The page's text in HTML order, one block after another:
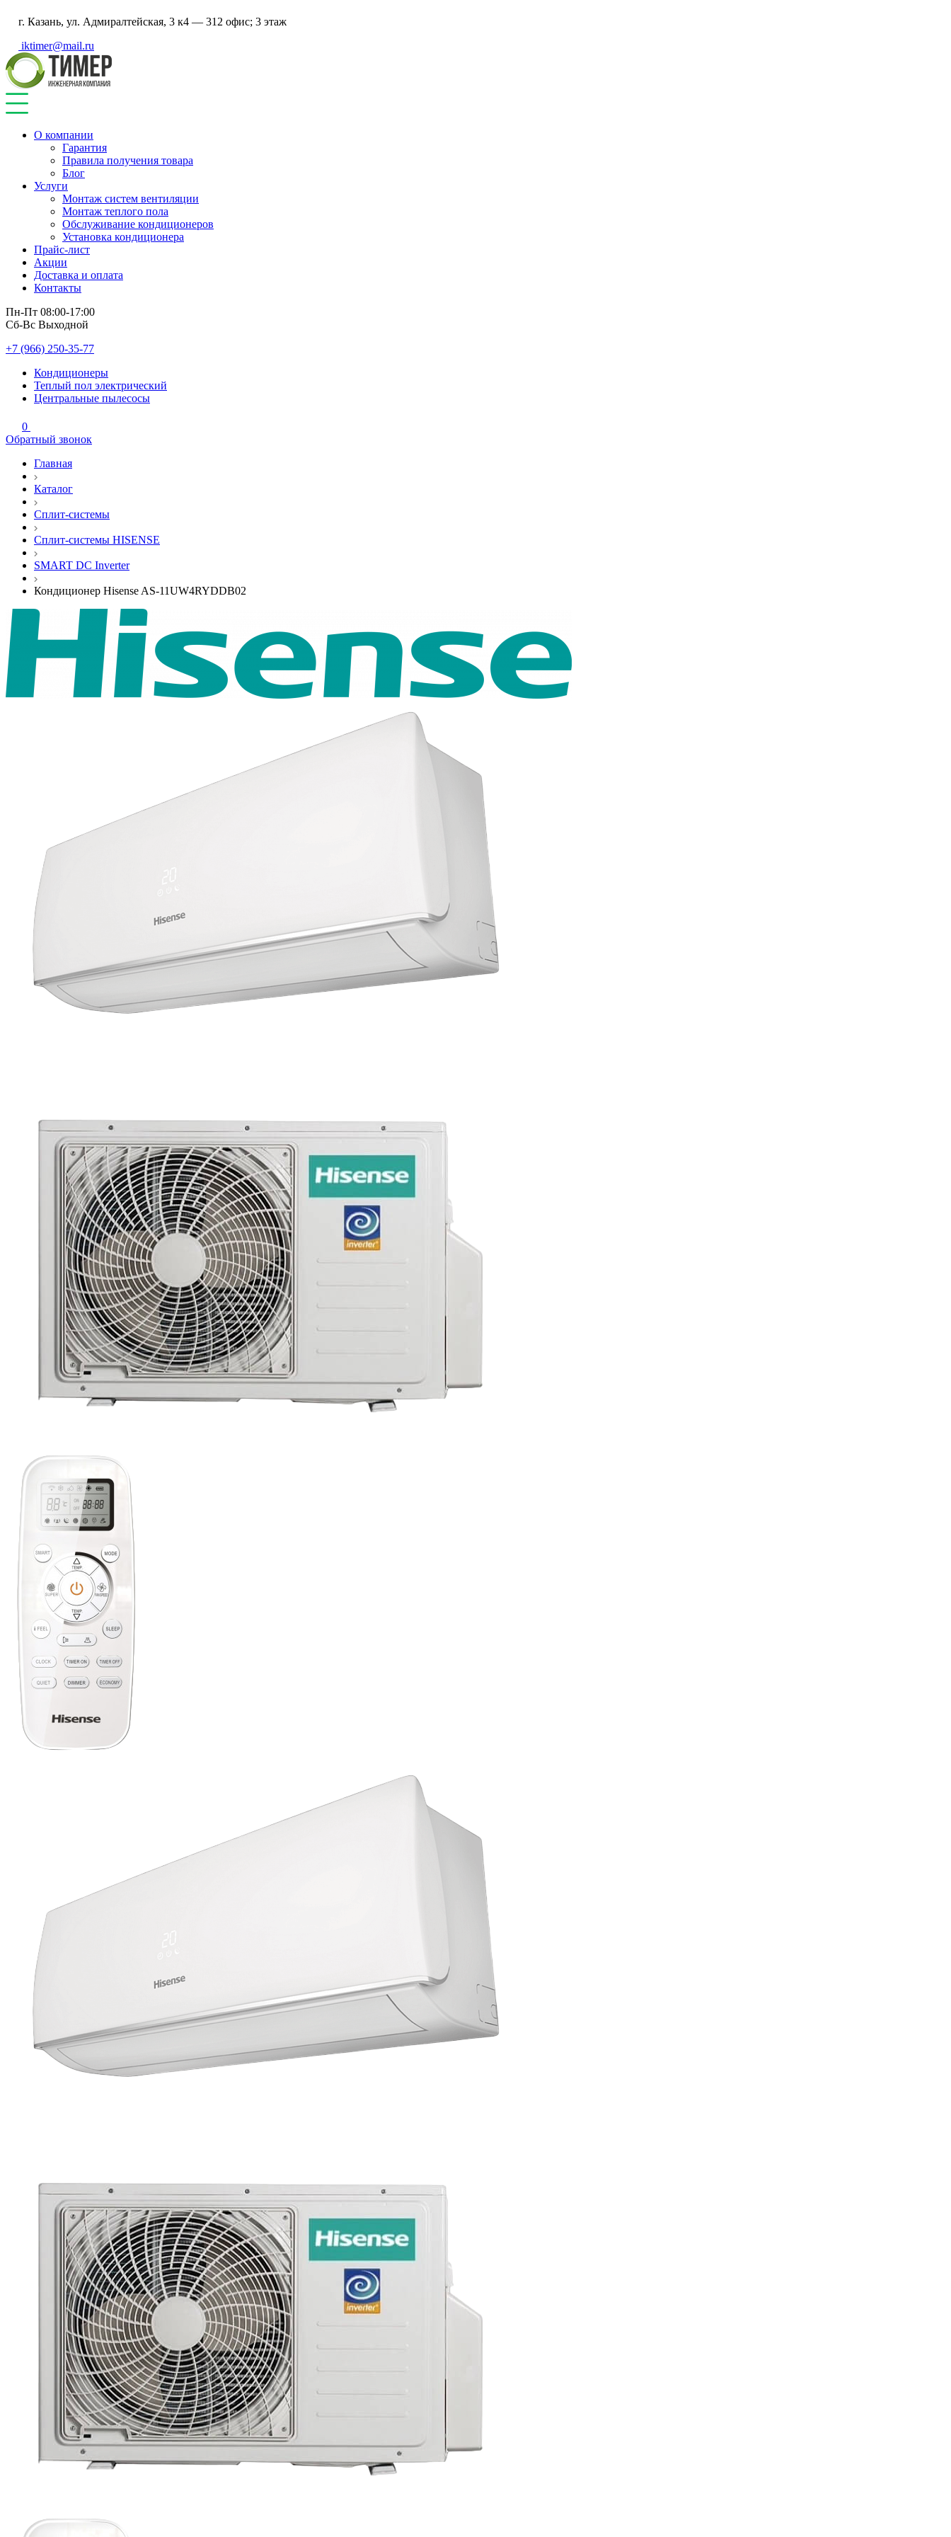
г. Казань, ул. Адмиралтейская, 3 к4 — 312 офис; 3 этаж
iktimer@mail.ru
О компании
Гарантия
Правила получения товара
Блог
Услуги
Монтаж систем вентиляции
Монтаж теплого пола
Обслуживание кондиционеров
Установка кондиционера
Прайс-лист
Акции
Доставка и оплата
Контакты
Пн-Пт 08:00-17:00
Сб-Вс Выходной
+7 (966) 250-35-77
Кондиционеры
Теплый пол электрический
Центральные пылесосы
0
Обратный звонок
Главная
Каталог
Сплит-системы
Сплит-системы HISENSE
SMART DC Inverter
Кондиционер Hisense AS-11UW4RYDDB02